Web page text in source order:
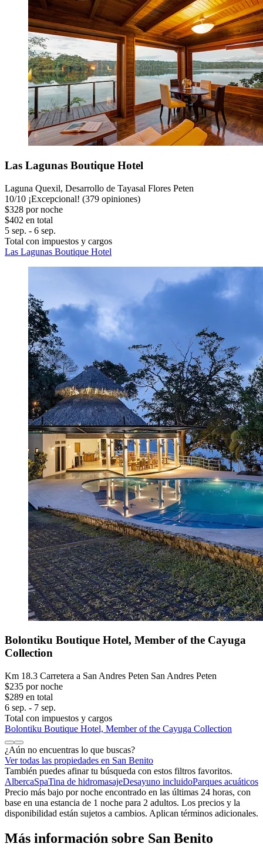
Las Lagunas Boutique Hotel
Laguna Quexil, Desarrollo de Tayasal Flores Peten
10/10 ¡Excepcional! (379 opiniones)
$328 por noche
$402 en total
5 sep. - 6 sep.
Total con impuestos y cargos
Las Lagunas Boutique Hotel
Bolontiku Boutique Hotel, Member of the Cayuga
Collection
Km 18.3 Carretera a San Andres Peten San Andres Peten
$235 por noche
$289 en total
6 sep. - 7 sep.
Total con impuestos y cargos
Bolontiku Boutique Hotel, Member of the Cayuga Collection
¿Aún no encuentras lo que buscas?
Ver todas las propiedades en San Benito
También puedes afinar tu búsqueda con estos filtros favoritos.
AlbercaSpaTina de hidromasajeDesayuno incluidoParques acuáticos
Precio más bajo por noche encontrado en las últimas 24 horas, con
base en una estancia de 1 noche para 2 adultos. Los precios y la
disponibilidad están sujetos a cambios. Aplican términos adicionales.
Más información sobre San Benito